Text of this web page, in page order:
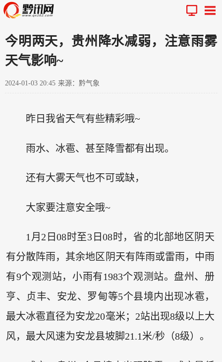
今明两天，贵州降水减弱，注意雨雾
天气影响~
2024-01-03 20:45 来源：黔气象
昨日我省天气有些精彩哦~
雨水、冰雹、甚至降雪都有出现。
还有大雾天气也不可或缺，
大家要注意安全哦~
1月2日08时至3日08时，省的北部地区阴天
有分散阵雨，其余地区阴天有阵雨或雷雨，中雨
有9个观测站，小雨有1983个观测站。盘州、册
亨、贞丰、安龙、罗甸等5个县境内出现冰雹，
最大冰雹直径为安龙20毫米；2站出现8级以上大
风，最大风速为安龙县坡脚21.1米/秒（8级）。